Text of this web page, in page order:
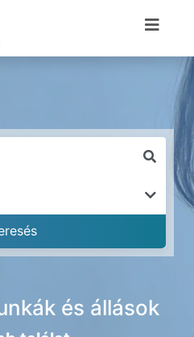
és állások